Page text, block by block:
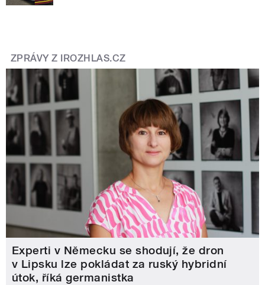
ZPRÁVY Z IROZHLAS.CZ
Experti v Německu se shodují, že dron
v Lipsku lze pokládat za ruský hybridní
útok, říká germanistka